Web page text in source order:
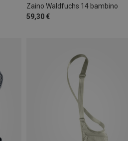
Zaino Waldfuchs 14 bambino
59,30 €